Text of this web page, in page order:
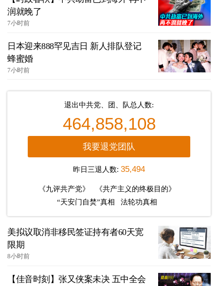
润就晚了
7小时前
日本迎来888罕见吉日 新人排队登记
蜂蜜婚
7小时前
退出中共党、团、队总人数:
464,858,108
我要退党团队
昨日三退人数: 35,494
《九评共产党》
《共产主义的终极目的》
“天安门自焚”真相
法轮功真相
美拟议取消非移民签证持有者60天宽
限期
8小时前
【佳音时刻】张又侠案未决 五中全会